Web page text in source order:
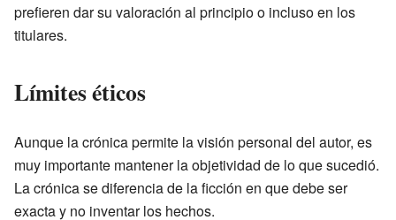
prefieren dar su valoración al principio o incluso en los
titulares.
Límites éticos
Aunque la crónica permite la visión personal del autor, es
muy importante mantener la objetividad de lo que sucedió.
La crónica se diferencia de la ficción en que debe ser
exacta y no inventar los hechos.